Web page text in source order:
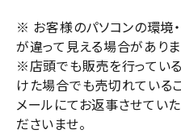
※ お客様のパソコンの環境
が違って見える場合がありま
※店頭でも販売を行ってい
けた場合でも売切れている
メールにてお返事させてい
ださいませ。